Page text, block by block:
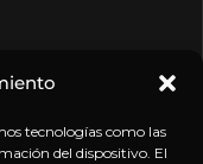
tecnologías como las
del dispositivo. El